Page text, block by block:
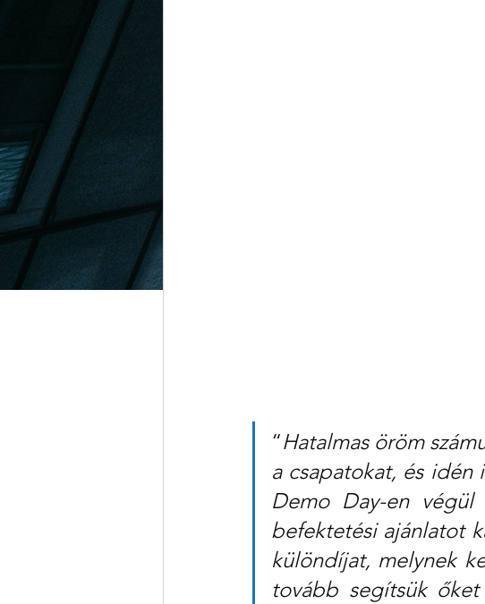
“Hatalmas öröm
a csapatokat, és idén
Demo Day-en
befektetési ajánlatot
különdíjat, melynek
tovább segítsük